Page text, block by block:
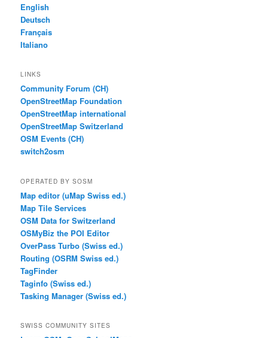
English
Deutsch
Français
Italiano
LINKS
Community Forum (CH)
OpenStreetMap Foundation
OpenStreetMap international
OpenStreetMap Switzerland
OSM Events (CH)
switch2osm
OPERATED BY SOSM
Map editor (uMap Swiss ed.)
Map Tile Services
OSM Data for Switzerland
OSMyBiz the POI Editor
OverPass Turbo (Swiss ed.)
Routing (OSRM Swiss ed.)
TagFinder
Taginfo (Swiss ed.)
Tasking Manager (Swiss ed.)
SWISS COMMUNITY SITES